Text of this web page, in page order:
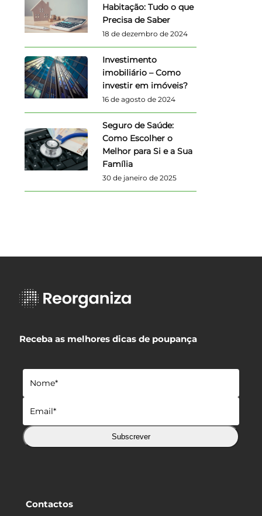
Habitação: Tudo o que
Precisa de Saber
18 de dezembro de 2024
Investimento
imobiliário – Como
investir em imóveis?
16 de agosto de 2024
Seguro de Saúde:
Como Escolher o
Melhor para Si e a Sua
Família
30 de janeiro de 2025
Receba as melhores dicas de poupança
Subscrever
Contactos